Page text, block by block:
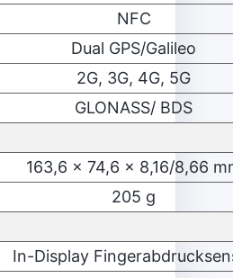
NFC
Dual GPS/Galileo
2G, 3G, 4G, 5G
GLONASS/ BDS
163,6 x 74,6 x 8,16/8,66
205 g
In-Display